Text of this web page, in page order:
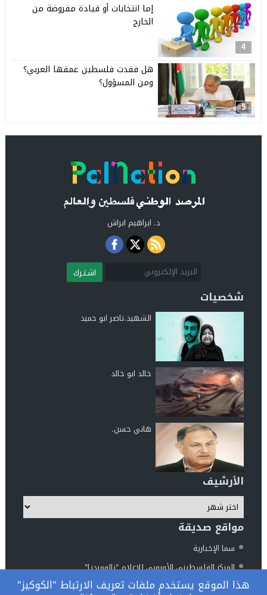
4
إما انتخابات أو قيادة مفروضة من
الخارج
5
هل فقدت فلسطين عمقها العربي؟
ومن المسؤول؟
د. ابراهيم ابراش
اشـتـرك
شخصيات
الشهيد.ناصر ابو حميد
خالد ابو خالد
هاني حسن.
الأرشيف
مواقع صديقة
سما الإخبارية
المركز الفلسطيني الأوروبي للإعلام "بالوميديا"
مركز الناطور للدراسات والأبحاث
هذا الموقع يستخدم ملفات تعريف الارتباط "الكوكيز"